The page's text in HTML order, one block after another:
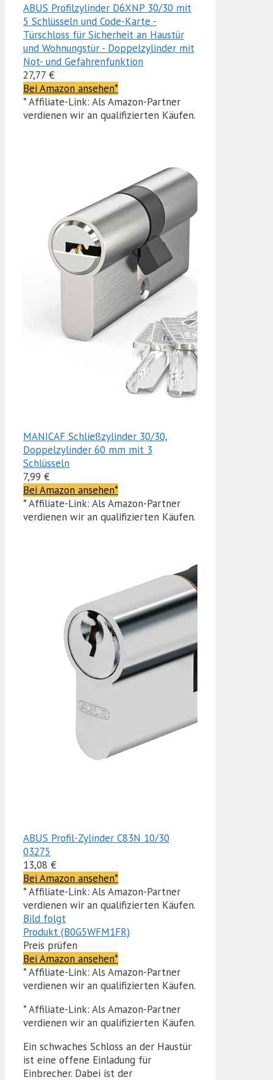
ABUS Profilzylinder D6XNP 30/30 mit
5 Schlüsseln und Code-Karte -
Türschloss für Sicherheit an Haustür
und Wohnungstür - Doppelzylinder mit
Not- und Gefahrenfunktion
27,77 €
Bei Amazon ansehen*
* Affiliate-Link: Als Amazon-Partner
verdienen wir an qualifizierten Käufen.
MANICAF Schließzylinder 30/30,
Doppelzylinder 60 mm mit 3
Schlüsseln
7,99 €
Bei Amazon ansehen*
* Affiliate-Link: Als Amazon-Partner
verdienen wir an qualifizierten Käufen.
ABUS Profil-Zylinder C83N 10/30
03275
13,08 €
Bei Amazon ansehen*
* Affiliate-Link: Als Amazon-Partner
verdienen wir an qualifizierten Käufen.
Bild folgt
Produkt (B0G5WFM1FR)
Preis prüfen
Bei Amazon ansehen*
* Affiliate-Link: Als Amazon-Partner
verdienen wir an qualifizierten Käufen.
* Affiliate-Link: Als Amazon-Partner
verdienen wir an qualifizierten Käufen.
Ein schwaches Schloss an der Haustür
ist eine offene Einladung für
Einbrecher. Dabei ist der